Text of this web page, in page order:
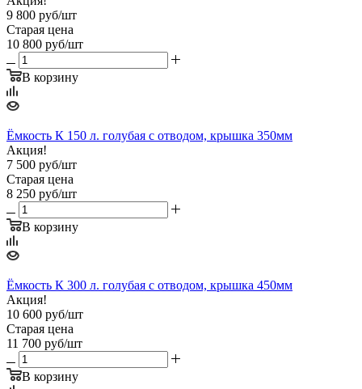
9 800 руб/шт
Старая цена
10 800 руб/шт
В корзину
Ёмкость К 150 л. голубая с отводом, крышка 350мм
Акция!
7 500 руб/шт
Старая цена
8 250 руб/шт
В корзину
Ёмкость К 300 л. голубая с отводом, крышка 450мм
Акция!
10 600 руб/шт
Старая цена
11 700 руб/шт
В корзину